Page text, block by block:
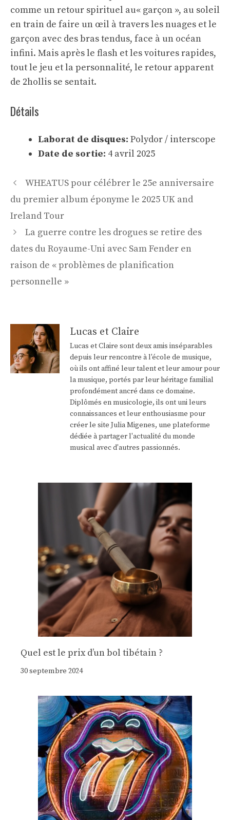
comme un retour spirituel au« garçon », au soleil
en train de faire un œil à travers les nuages ​​et le
garçon avec des bras tendus, face à un océan
infini. Mais après le flash et les voitures rapides,
tout le jeu et la personnalité, le retour apparent
de 2hollis se sentait.
Détails
Laborat de disques: Polydor / interscope
Date de sortie: 4 avril 2025
Navigation
des
articles
WHEATUS pour célébrer le 25e anniversaire
du premier album éponyme le 2025 UK and
Ireland Tour
La guerre contre les drogues se retire des
dates du Royaume-Uni avec Sam Fender en
raison de « problèmes de planification
personnelle »
Lucas et Claire
Lucas et Claire sont deux amis inséparables
depuis leur rencontre à l'école de musique,
où ils ont affiné leur talent et leur amour pour
la musique, portés par leur héritage familial
profondément ancré dans ce domaine.
Diplômés en musicologie, ils ont uni leurs
connaissances et leur enthousiasme pour
créer le site Julia Migenes, une plateforme
dédiée à partager l'actualité du monde
musical avec d'autres passionnés.
Quel est le prix d’un bol tibétain ?
30 septembre 2024